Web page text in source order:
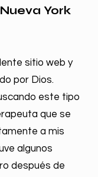
York
sitio web y
por Dios.
este tipo
que se
a mis
algunos
después de